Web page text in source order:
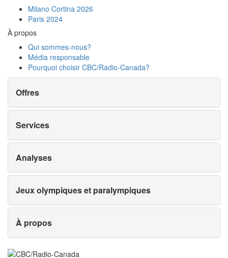
Milano Cortina 2026
Paris 2024
À propos
Qui sommes-nous?
Média responsable
Pourquoi choisir CBC/Radio-Canada?
Offres
Services
Analyses
Jeux olympiques et paralympiques
À propos